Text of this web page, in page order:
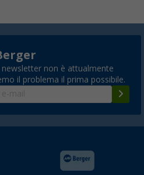
newsletter non è attualmente
il problema il prima possibile.